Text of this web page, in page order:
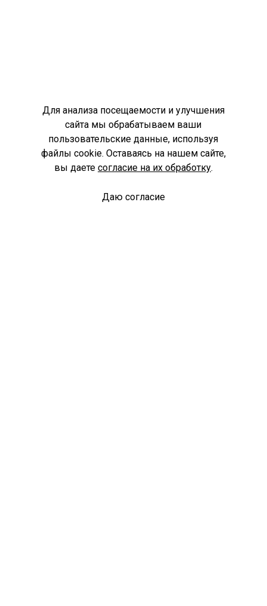
Для анализа посещаемости и улучшения
сайта мы обрабатываем ваши
пользовательские данные, используя
файлы cookie. Оставаясь на нашем сайте,
вы даете согласие на их обработку.
Даю согласие